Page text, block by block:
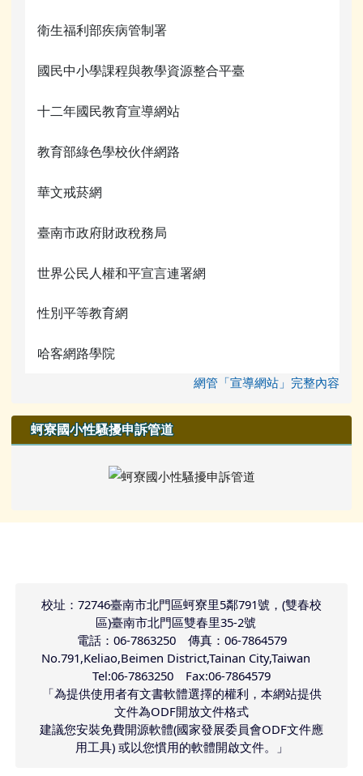
衛生福利部疾病管制署
國民中小學課程與教學資源整合平臺
十二年國民教育宣導網站
教育部綠色學校伙伴網路
華文戒菸網
臺南市政府財政稅務局
世界公民人權和平宣言連署網
性別平等教育網
哈客網路學院
網管「宣導網站」完整內容
蚵寮國小性騷擾申訴管道
校址：72746臺南市北門區蚵寮里5鄰791號，(雙春校
區)臺南市北門區雙春里35-2號
電話：06-7863250 傳真：06-7864579
No.791,Keliao,Beimen District,Tainan City,Taiwan
Tel:06-7863250 Fax:06-7864579
「為提供使用者有文書軟體選擇的權利，本網站提供
文件為ODF開放文件格式
建議您安裝免費開源軟體(國家發展委員會ODF文件應
用工具) 或以您慣用的軟體開啟文件。」